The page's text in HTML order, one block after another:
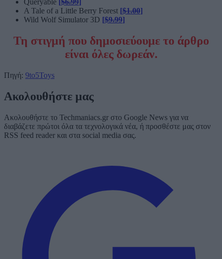
Queryable [$6.99]
A Tale of a Little Berry Forest [$1.00]
Wild Wolf Simulator 3D [$9.99]
Τη στιγμή που δημοσιεύουμε το άρθρο
είναι όλες δωρεάν.
Πηγή: 9to5Toys
Ακολουθήστε μας
Ακολουθήστε το Techmaniacs.gr στο Google News για να
διαβάζετε πρώτοι όλα τα τεχνολογικά νέα, ή προσθέστε μας στον
RSS feed reader και στα social media σας.